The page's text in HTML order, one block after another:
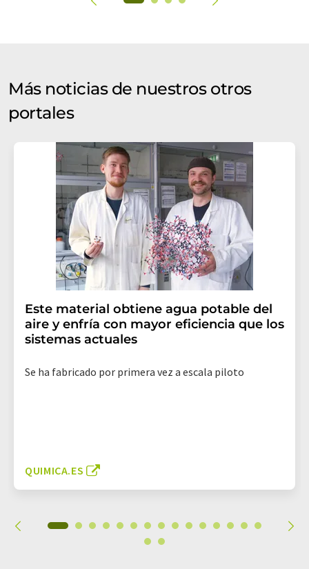
Más noticias de nuestros otros
portales
Este material obtiene agua potable del
aire y enfría con mayor eficiencia que los
sistemas actuales
Se ha fabricado por primera vez a escala piloto
QUIMICA.ES